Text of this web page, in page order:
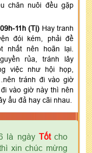
chăn nuôi đều gặp
11h (Tị) Hay tranh
đói kém, phải đề
nhất nên hoãn lại.
rủa, tránh lây
việc như hội họp,
tránh đi vào giờ
vào giờ này thì nên
ẩu đả hay cãi nhau.
là ngày Tốtcho
xin chúc mừng